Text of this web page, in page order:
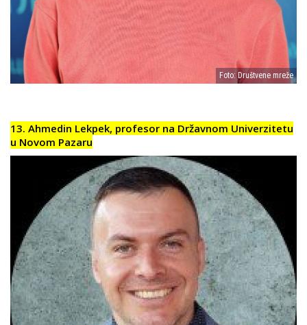
Foto: Društvene mreže
13. Ahmedin Lekpek, profesor na Državnom Univerzitetu
u Novom Pazaru